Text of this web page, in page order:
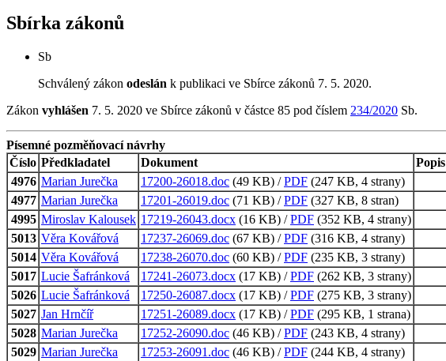
Sbírka zákonů
Sb
Schválený zákon odeslán k publikaci ve Sbírce zákonů 7. 5. 2020.
Zákon vyhlášen 7. 5. 2020 ve Sbírce zákonů v částce 85 pod číslem 234/2020 Sb.
Písemné pozměňovací návrhy
Číslo Předkladatel Dokument Popis
4976 Marian Jurečka 17200-26018.doc (49 KB) /PDF (247 KB, 4 strany)
4977 Marian Jurečka 17201-26019.doc (71 KB) /PDF (327 KB, 8 stran)
4995 Miroslav Kalousek 17219-26043.docx (16 KB) /PDF (352 KB, 4 strany)
5013 Věra Kovářová 17237-26069.doc (67 KB) /PDF (316 KB, 4 strany)
5014 Věra Kovářová 17238-26070.doc (60 KB) /PDF (235 KB, 3 strany)
5017 Lucie Šafránková 17241-26073.docx (17 KB) /PDF (262 KB, 3 strany)
5026 Lucie Šafránková 17250-26087.docx (17 KB) /PDF (275 KB, 3 strany)
5027 Jan Hrnčíř 17251-26089.docx (17 KB) /PDF (295 KB, 1 strana)
5028 Marian Jurečka 17252-26090.doc (46 KB) /PDF (243 KB, 4 strany)
5029 Marian Jurečka 17253-26091.doc (46 KB) /PDF (244 KB, 4 strany)